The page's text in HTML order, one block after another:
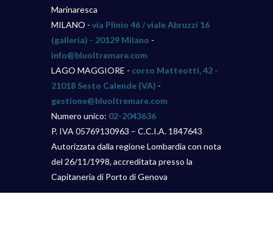
Marinaresca
MILANO - via Plinio 46 / viale Abruzzi 16
(galleria) - 20129 Milano -
info@bluoltremare.com
LAGO MAGGIORE - corso Matteotti, 42 -
21018 Sesto Calende (VA) -
gestione@bluoltremare.com
Numero unico: 02-2043636
P. IVA 05769130963 – C.C.I.A. 1847643
Autorizzata dalla regione Lombardia con nota
del 26/11/1998, accreditata presso la
Capitaneria di Porto di Genova